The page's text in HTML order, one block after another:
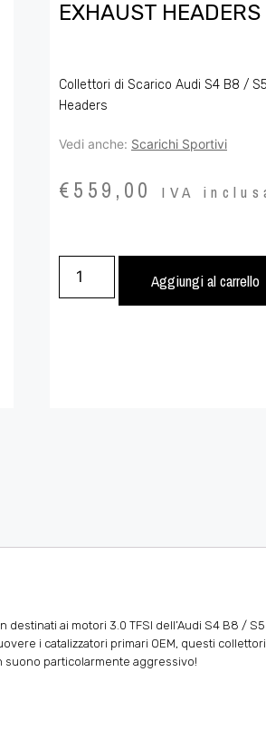
EXHAUST HEADERS
Collettori di Scarico Audi S4 B8 /
Headers
Vedi anche: Scarichi Sportivi
€559,00 IVA
Aggiungi al carrello
ai motori 3.0 TFSI dell’Audi S4 B8 /
i catalizzatori primari OEM, questi
suono particolarmente aggressivo!